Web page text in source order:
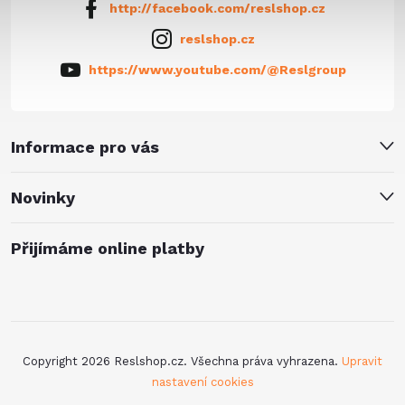
Informace pro vás
Novinky
http://facebook.com/reslshop.cz
reslshop.cz
https://www.youtube.com/@Reslgroup
Přijímáme online platby
Copyright 2026 Reslshop.cz. Všechna práva vyhrazena. Upravit
nastavení cookies